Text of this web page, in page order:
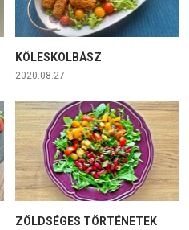
KÖLESKOLBÁSZ
2020.08.27
ZÖLDSÉGES TÖRTÉNETEK